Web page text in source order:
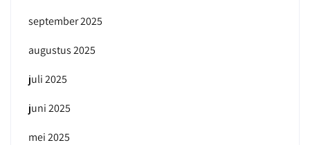
september 2025
augustus 2025
juli 2025
juni 2025
mei 2025